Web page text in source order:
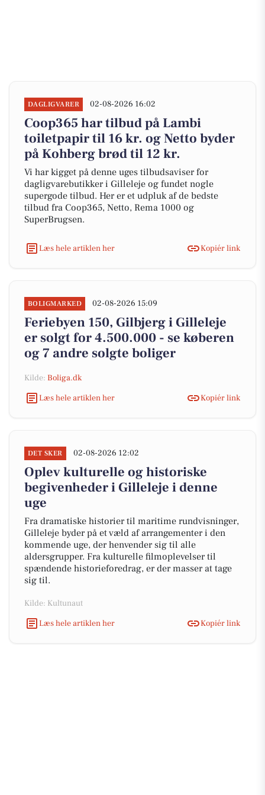
DAGLIGVARER 02-08-2026 16:02
Coop365 har tilbud på Lambi
toiletpapir til 16 kr. og Netto byder
på Kohberg brød til 12 kr.
Vi har kigget på denne uges tilbudsaviser for
dagligvarebutikker i Gilleleje og fundet nogle
supergode tilbud. Her er et udpluk af de bedste
tilbud fra Coop365, Netto, Rema 1000 og
SuperBrugsen.
Læs hele artiklen her Kopiér link
BOLIGMARKED 02-08-2026 15:09
Feriebyen 150, Gilbjerg i Gilleleje
er solgt for 4.500.000 - se køberen
og 7 andre solgte boliger
Kilde: Boliga.dk
Læs hele artiklen her
Kopiér link
DET SKER 02-08-2026 12:02
Oplev kulturelle og historiske
begivenheder i Gilleleje i denne
uge
Fra dramatiske historier til maritime rundvisninger,
Gilleleje byder på et væld af arrangementer i den
kommende uge, der henvender sig til alle
aldersgrupper. Fra kulturelle filmoplevelser til
spændende historieforedrag, er der masser at tage
sig til.
Kilde: Kultunaut
Læs hele artiklen her
Kopiér link